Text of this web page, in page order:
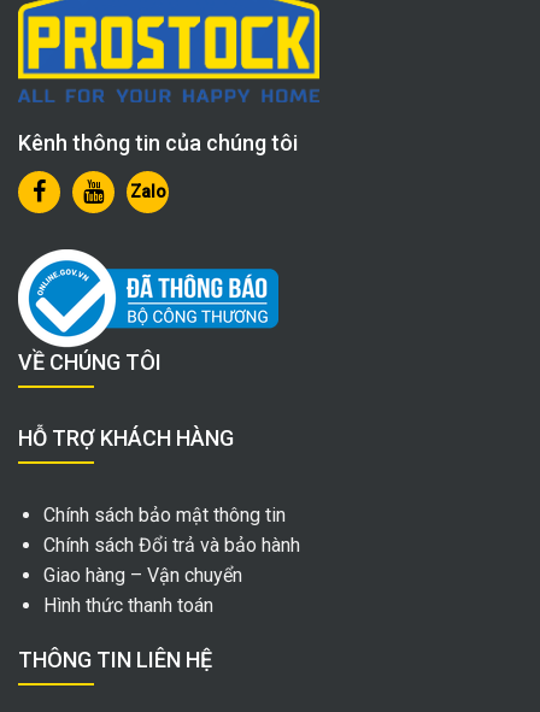
Kênh thông tin của chúng tôi
Zalo
VỀ CHÚNG TÔI
HỖ TRỢ KHÁCH HÀNG
Chính sách bảo mật thông tin
Chính sách Đổi trả và bảo hành
Giao hàng – Vận chuyển
Hình thức thanh toán
THÔNG TIN LIÊN HỆ